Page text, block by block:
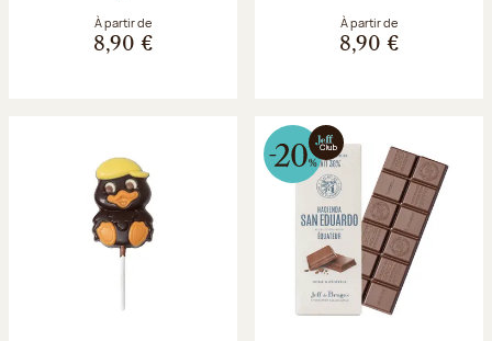
À partir de
8,90 €
À partir de
8,90 €